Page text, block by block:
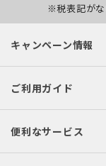
※税表記が
キャンペーン情報
ご利用ガイド
便利なサービス